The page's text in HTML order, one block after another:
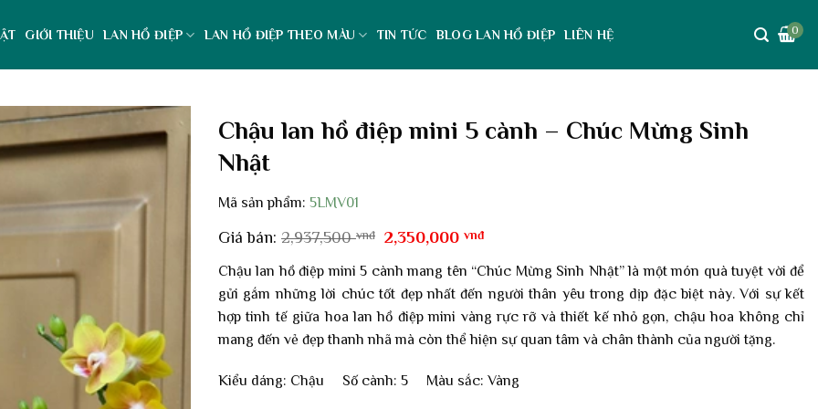
GIỚI THIỆU LAN HỒ ĐIỆP LAN HỒ ĐIỆP THEO MÀU TIN TỨC BLOG LAN HỒ ĐIỆP LIÊN HỆ 0
Chậu lan hồ điệp mini 5 cành – Chúc Mừng Sinh
Nhật
Mã sản phẩm: 5LMV01
Giá bán: 2,937,500vnđ
Giá
là:
2,937,500 vnđ.
2,350,000vnđGiá
tại
2,350,000 vnđ.
Chậu lan hồ điệp mini 5 cành mang tên “Chúc Mừng Sinh Nhật” là một món quà tuyệt vời để
gửi gắm những lời chúc tốt đẹp nhất đến người thân yêu trong dịp đặc biệt này. Với sự kết
hợp tinh tế giữahoa lan hồ điệp mini vàng rực rỡ và thiết kế nhỏ gọn, chậu hoa không chỉ
mang đến vẻ đẹp thanh nhã mà còn thể hiện sự quan tâm và chân thành của người tặng.
Kiểu dáng: Chậu Số cành: 5 Màu sắc: Vàng